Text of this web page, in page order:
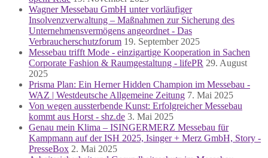
Wagner Messebau GmbH unter vorläufiger
Insolvenzverwaltung – Maßnahmen zur Sicherung des
Unternehmensvermögens angeordnet - Das
Verbraucherschutzforum 19. September 2025
Messebau trifft Mode - einzigartige Kooperation in Sachen
Corporate Fashion & Raumgestaltung - lifePR 29. August
2025
Prisma Plan: Ein Herner Hidden Champion im Messebau -
WAZ | Westdeutsche Allgemeine Zeitung 7. Mai 2025
Von wegen aussterbende Kunst: Erfolgreicher Messebau
kommt aus Horst - shz.de 3. Mai 2025
Genau mein Klima – ISINGERMERZ Messebau für
Kampmann auf der ISH 2025, Isinger + Merz GmbH, Story -
PresseBox 2. Mai 2025